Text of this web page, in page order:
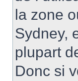
la zone
Sydney,
plupart
Donc si